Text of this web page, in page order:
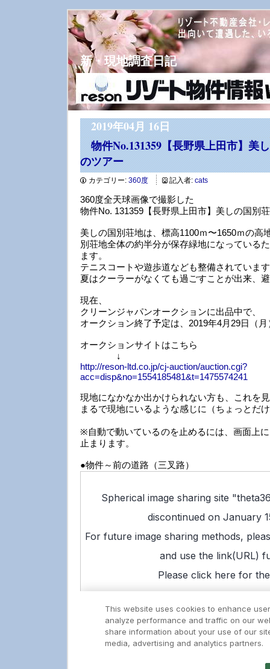
新・現地調査日記
2019年04月 16日
物件No.131359【長野県上田市】美
のツアー
カテゴリー: 360度 記入者: cats
360度全天球画像で撮影した
物件No. 131359【長野県上田市】美しの国別
美しの国別荘地は、標高1100ｍ〜1650ｍの高
別荘地全体の約半分が保存緑地になっている
ます。
テニスコートや遊歩道なども整備されていま
夏はクーラーがなくても過ごすことが出来、
現在、
クリーンジャパンオークションに出品中で、
オークション終了予定は、2019年4月29日（
オークションサイトはこちら
↓
http://reson-ltd.co.jp/cj-auction/auction.cgi?
acc=disp&no=1554185481&t=1475574241
現地になかなか出かけられない方も、これを
まるで現地にいるような感じに（ちょっとだ
※自動で動いているのを止めるには、画面上
止まります。
●物件～前の道路（三叉路）